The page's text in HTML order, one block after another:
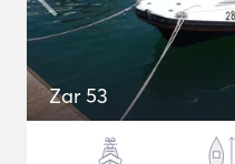
Zar 53